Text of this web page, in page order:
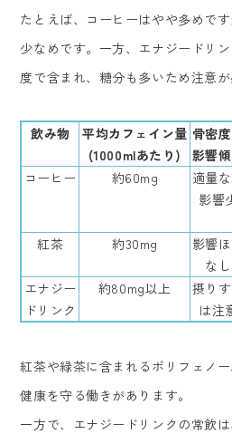
たとえば、コーヒーはやや多めで
少なめです。一方、エナジードリ
度で含まれ、糖分も多いため注意が
飲み物
平均カフェイン量
(1000mlあたり)
骨密
影響
コーヒー 約60mg
適量
影響
紅茶
約30mg
影響
なし
エナジー
ドリンク
約80mg以上
摂り
は注
紅茶や緑茶に含まれるポリフェノ
健康を守る働きがあります。
一方で、エナジードリンクの常飲